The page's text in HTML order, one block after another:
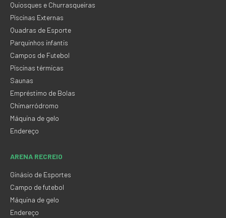
Quiosques e Churrasqueiras
Piscinas Externas
Quadras de Esporte
Parquinhos infantis
Campos de Futebol
Piscinas térmicas
Saunas
Empréstimo de Bolas
Chimarródromo
Máquina de gelo
Endereço
ARENA RECREIO
Ginásio de Esportes
Campo de futebol
Máquina de gelo
Endereço